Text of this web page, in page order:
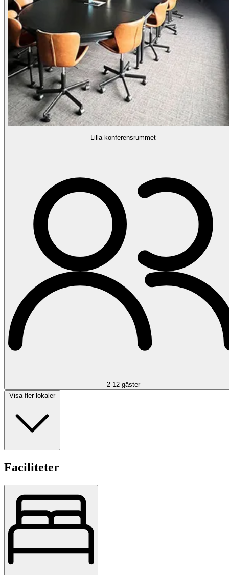
Lilla konferensrummet
2-12 gäster
Visa fler lokaler
Faciliteter